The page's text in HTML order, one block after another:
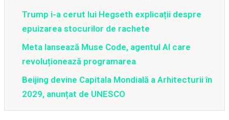
Trump i-a cerut lui Hegseth explicații despre
epuizarea stocurilor de rachete
Meta lansează Muse Code, agentul AI care
revoluționează programarea
Beijing devine Capitala Mondială a Arhitecturii în
2029, anunțat de UNESCO